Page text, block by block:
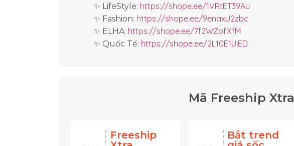
✨ LifeStyle: https://shope.ee/1VRtET39Au
✨ Fashion: https://shope.ee/9enaxU2zbc
✨ ELHA: https://shope.ee/7f2WZofXfM
✨ Quốc Tế: https://shope.ee/2L10E1UiED
Mã Freeship Xtra
Freeship
Bắt trend